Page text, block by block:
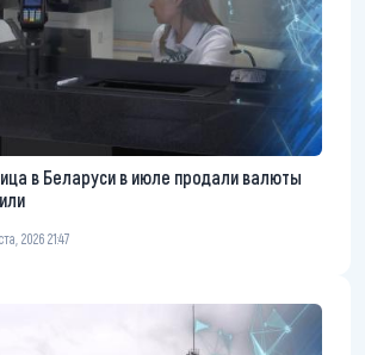
в Беларуси в июле продали валюты
2026 21:47